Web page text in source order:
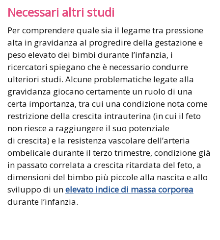
Necessari altri studi
Per comprendere quale sia il legame tra pressione
alta in gravidanza al progredire della gestazione e
peso elevato dei bimbi durante l’infanzia, i
ricercatori spiegano che è necessario condurre
ulteriori studi. Alcune problematiche legate alla
gravidanza giocano certamente un ruolo di una
certa importanza, tra cui una condizione nota come
restrizione della crescita intrauterina (in cui il feto
non riesce a raggiungere il suo potenziale
di crescita) e la resistenza vascolare dell’arteria
ombelicale durante il terzo trimestre, condizione già
in passato correlata a crescita ritardata del feto, a
dimensioni del bimbo più piccole alla nascita e allo
sviluppo di unelevato indice di massa corporea
durante l’infanzia.